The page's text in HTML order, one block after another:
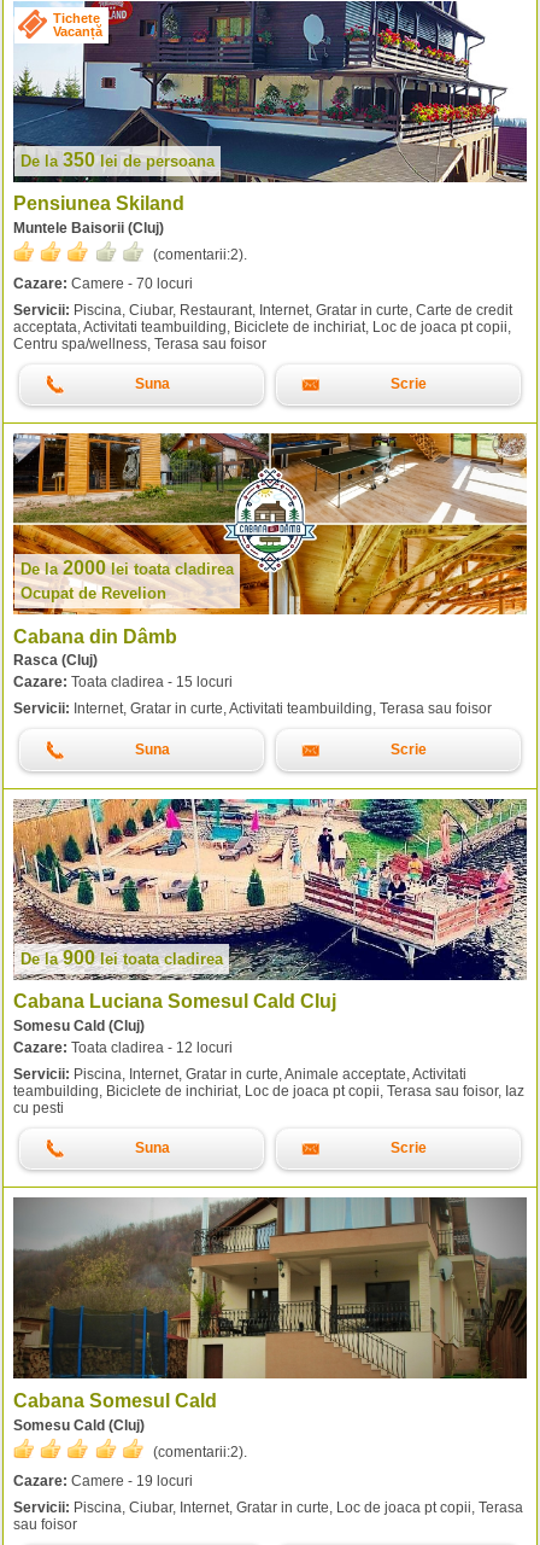
Tichete
Vacanță
De la 350 lei de persoana
Pensiunea Skiland
Muntele Baisorii (Cluj)
(comentarii:2).
Cazare: Camere - 70 locuri
Servicii: Piscina, Ciubar, Restaurant, Internet, Gratar in curte, Carte de credit
acceptata, Activitati teambuilding, Biciclete de inchiriat, Loc de joaca pt copii,
Centru spa/wellness, Terasa sau foisor
Suna Scrie
De la 2000leitoata cladirea
Ocupat de Revelion
Cabana din Dâmb
Rasca (Cluj)
Cazare: Toata cladirea - 15 locuri
Servicii: Internet, Gratar in curte, Activitati teambuilding, Terasa sau foisor
Suna Scrie
De la900leitoata cladirea
Cabana Luciana Somesul Cald Cluj
Somesu Cald (Cluj)
Cazare: Toata cladirea - 12 locuri
Servicii: Piscina, Internet, Gratar in curte, Animale acceptate, Activitati
teambuilding, Biciclete de inchiriat, Loc de joaca pt copii, Terasa sau foisor, Iaz
cu pesti
Suna Scrie
Cabana Somesul Cald
Somesu Cald (Cluj)
(comentarii:2).
Cazare: Camere - 19 locuri
Servicii: Piscina, Ciubar, Internet, Gratar in curte, Loc de joaca pt copii, Terasa
sau foisor